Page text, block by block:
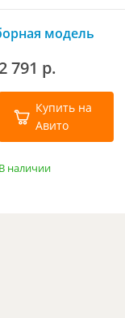
модель
2 791 р.
Купить на
Авито
В наличии